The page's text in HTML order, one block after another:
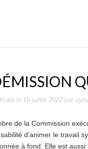
le 16 juillet 2022 par
de la Commission
d’animer le travail
à fond. Elle est